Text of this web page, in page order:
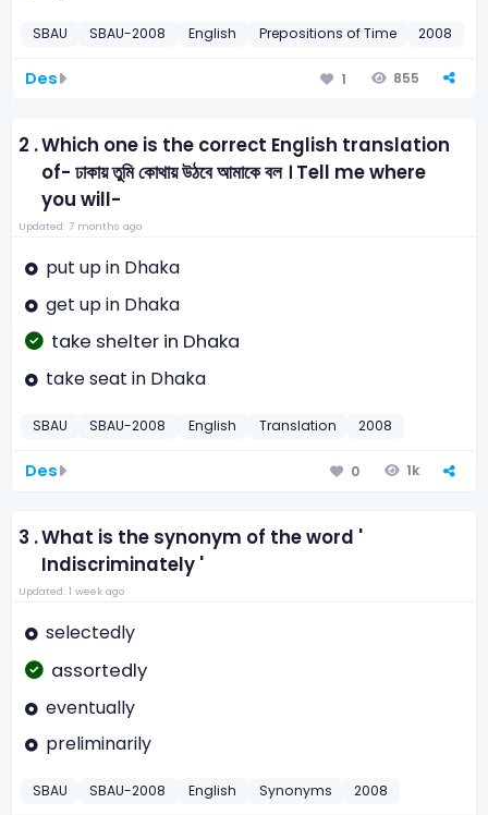
SBAU SBAU-2008 English Prepositions of Time 2008
Des 1 855
2 .Which one is the correct English translation
of- ঢাকায় তুমি কোথায় উঠবে আমাকে বল । Tell me where
you will-
Updated: 7 months ago
put up in Dhaka
get up in Dhaka
take shelter in Dhaka
take seat in Dhaka
SBAU SBAU-2008 English Translation 2008
Des 0 1k
3 .What is the synonym of the word '
Indiscriminately '
Updated: 1 week ago
selectedly
assortedly
eventually
preliminarily
SBAU SBAU-2008 English Synonyms 2008